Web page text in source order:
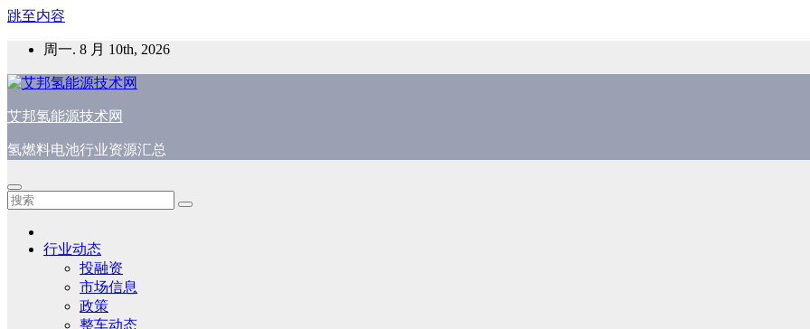
跳至内容
周一. 8 月 10th, 2026
艾邦氢能源技术网
氢燃料电池行业资源汇总
行业动态
投融资
市场信息
政策
整车动态